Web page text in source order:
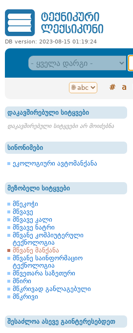
DB version: 2023-08-15 01:19:24
# a
დაკავშირებული სიტყვები
დაკავშირებული სიტყვები არ მოიძებნა
სინონიმები
ეკოლოგიური ავტომანქანა
მეზობელი სიტყვები
მწეკოჭი
მწვავე
მწვავე კალი
მწვავე ნატრი
მწვანე კომპიუტერული
ტექნოლოგია
მწვანე მანქანა
მწვანე საინფორმაციო
ტექნოლოგია
მწვეთარა საზეთური
მწირი
მწკრივად განლაგებული
მწკრივი
შესაძლოა ასევე გაინტერესებდეთ